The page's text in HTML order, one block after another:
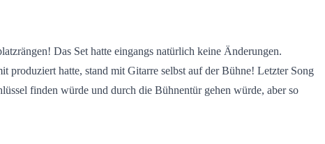
Das Set hatte eingangs natürlich keine Änderungen.
produziert hatte, stand mit Gitarre selbst auf der Bühne! Letzter Song
finden würde und durch die Bühnentür gehen würde, aber so